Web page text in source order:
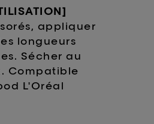
appliquer
longueurs
Sécher au
Compatible
L'Oréal